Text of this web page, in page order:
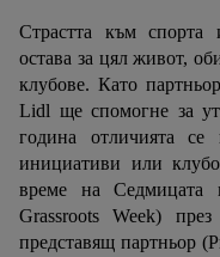
Страстта към спорта
остава за цял живот,
клубове. Като
Lidl ще спомогне за
година отличията се
инициативи или
време на Седмицата
Grassroots Week)
представящ партньор